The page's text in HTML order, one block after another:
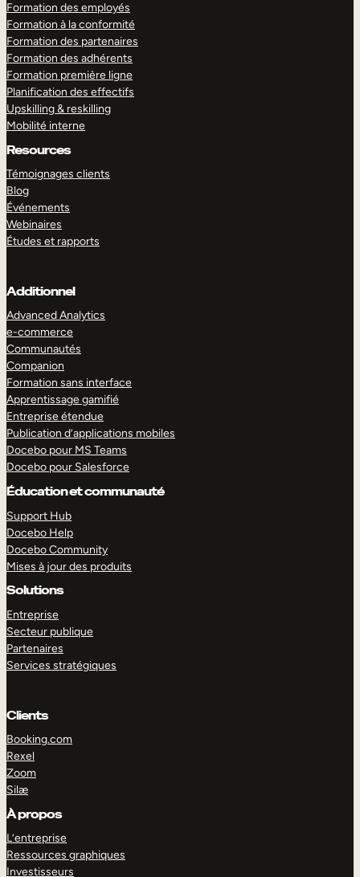
Formation des employés
Formation à la conformité
Formation des partenaires
Formation des adhérents
Formation première ligne
Planification des effectifs
Upskilling & reskilling
Mobilité interne
Resources
Témoignages clients
Blog
Événements
Webinaires
Études et rapports
Additionnel
Advanced Analytics
e-commerce
Communautés
Companion
Formation sans interface
Apprentissage gamifié
Entreprise étendue
Publication d’applications mobiles
Docebo pour MS Teams
Docebo pour Salesforce
Éducation et communauté
Support Hub
Docebo Help
Docebo Community
Mises à jour des produits
Solutions
Entreprise
Secteur publique
Partenaires
Services stratégiques
Clients
Booking.com
Rexel
Zoom
Silæ
À propos
L’entreprise
Ressources graphiques
Investisseurs